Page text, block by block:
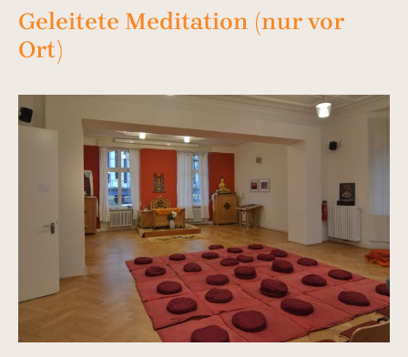
Geleitete Meditation (nur vor
Ort)